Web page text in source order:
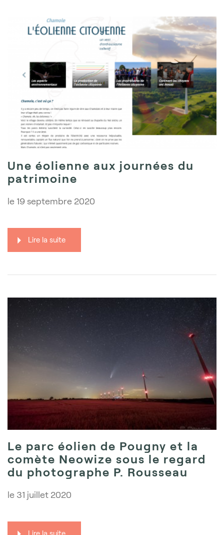
Une éolienne aux journées du
patrimoine
le 19 septembre 2020
Lire la suite
Le parc éolien de Pougny et la
comète Neowize sous le regard
du photographe P. Rousseau
le 31 juillet 2020